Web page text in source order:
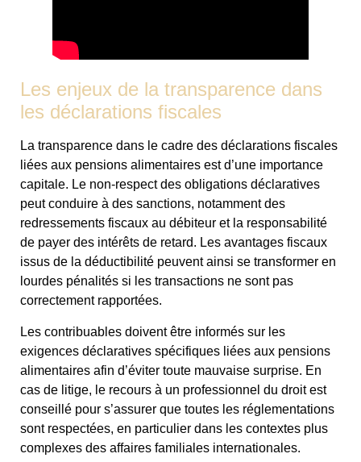
Les enjeux de la transparence dans
les déclarations fiscales
La transparence dans le cadre des déclarations fiscales
liées aux pensions alimentaires est d’une importance
capitale. Le non-respect des obligations déclaratives
peut conduire à des sanctions, notamment des
redressements fiscaux au débiteur et la responsabilité
de payer des intérêts de retard. Les avantages fiscaux
issus de la déductibilité peuvent ainsi se transformer en
lourdes pénalités si les transactions ne sont pas
correctement rapportées.
Les contribuables doivent être informés sur les
exigences déclaratives spécifiques liées aux pensions
alimentaires afin d’éviter toute mauvaise surprise. En
cas de litige, le recours à un professionnel du droit est
conseillé pour s’assurer que toutes les réglementations
sont respectées, en particulier dans les contextes plus
complexes des affaires familiales internationales.